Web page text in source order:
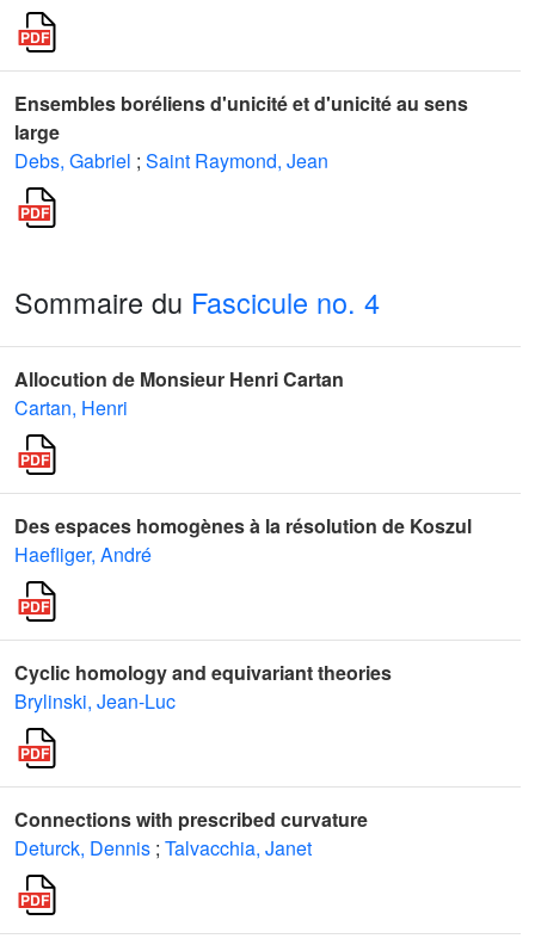
Ensembles boréliens d'unicité et d'unicité au sens
large
Debs, Gabriel ; Saint Raymond, Jean
Sommaire du Fascicule no. 4
Allocution de Monsieur Henri Cartan
Cartan, Henri
Des espaces homogènes à la résolution de Koszul
Haefliger, André
Cyclic homology and equivariant theories
Brylinski, Jean-Luc
Connections with prescribed curvature
Deturck, Dennis ; Talvacchia, Janet